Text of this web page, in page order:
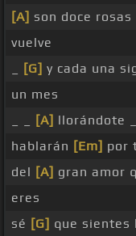
[A] son doce
vuelve
[G] y cada una
un mes
[A] llorándote
hablarán [Em] por
del [A] gran amor
eres
sé [G] que sientes